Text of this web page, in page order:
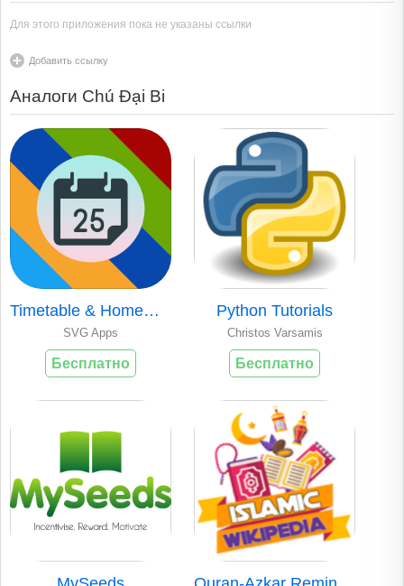
Для этого приложения пока не указаны ссылки
Добавить ссылку
Аналоги Chú Đại Bi
Timetable & Homewo..
SVG Apps
Бесплатно
Python Tutorials
Christos Varsamis
Бесплатно